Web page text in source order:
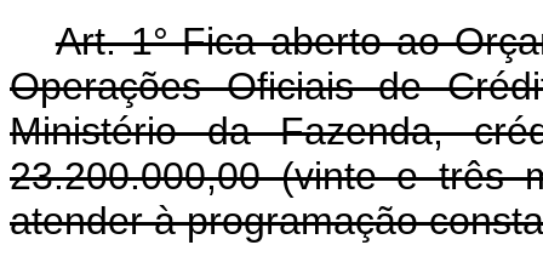
Art. 1° Fica aberto ao
Operações Oficiais de
Ministério da Fazenda,
23.200.000,00 (vinte e três
atender à programação